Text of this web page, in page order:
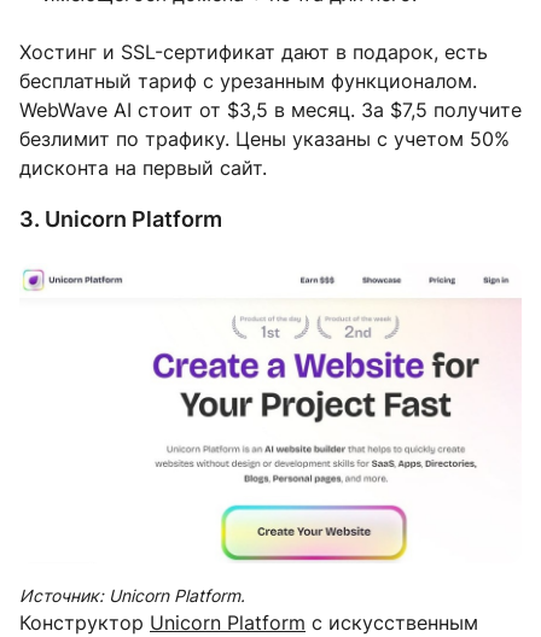
Хостинг и SSL-сертификат дают в подарок, есть
бесплатный тариф с урезанным функционалом.
WebWave AI стоит от $3,5 в месяц. За $7,5 получите
безлимит по трафику. Цены указаны с учетом 50%
дисконта на первый сайт.
3. Unicorn Platform
Источник: Unicorn Platform.
Конструктор Unicorn Platform с искусственным